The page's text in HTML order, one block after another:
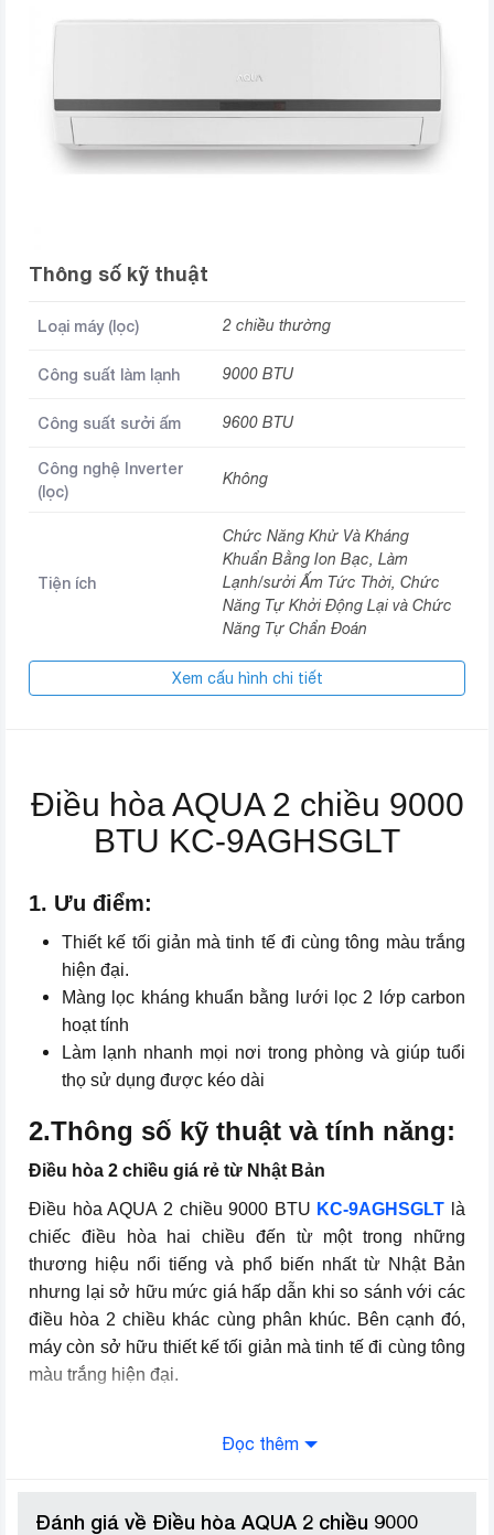
Thông số kỹ thuật
Loại máy (lọc) 2 chiều thường
Công suất làm lạnh 9000 BTU
Công suất sưởi ấm 9600 BTU
Công nghệ Inverter
(lọc)
Không
Tiện ích
Chức Năng Khử Và Kháng
Khuẩn Bằng Ion Bạc, Làm
Lạnh/sưởi Ấm Tức Thời, Chức
Năng Tự Khởi Động Lại và Chức
Năng Tự Chẩn Đoán
Kích thước cục lạnh 265 X 790 X 170 Mm
Tính năng
bằng ion bạc, Làm lạnh/sưởi ấm
tức thời, Chức năng tự khởi
động lại, Chức năng tự chẩn
sạch, Chế độ vận hành quạt tự
hẹn giờ mở/tắt trong 24 giờ, Chế
Khóa trẻ em, Tốc độ quạt tự
động và ba nấc điều khiển, Siêu
Thương hiệu (lọc) AQUA
Xem cấu hình chi tiết
Điều hòa AQUA 2 chiều 9000
BTU KC-9AGHSGLT
1. Ưu điểm:
Thiết kế tối giản mà tinh tế đi cùng tông màu trắng
hiện đại.
Màng lọc kháng khuẩn bằng lưới lọc 2 lớp carbon
hoạt tính
Làm lạnh nhanh mọi nơi trong phòng và giúp tuổi
thọ sử dụng được kéo dài
2.Thông số kỹ thuật và tính năng:
Điều hòa 2 chiều giá rẻ từ Nhật Bản
Điều hòa AQUA 2 chiều 9000 BTU KC-9AGHSGLT là
chiếc điều hòa hai chiều đến từ một trong những
thương hiệu nổi tiếng và phổ biến nhất từ Nhật Bản
nhưng lại sở hữu mức giá hấp dẫn khi so sánh với các
điều hòa 2 chiều khác cùng phân khúc. Bên cạnh đó,
máy còn sở hữu thiết kế tối giản mà tinh tế đi cùng tông
màu trắng hiện đại.
Đọc thêm
Đánh giá về Điều hòa AQUA 2 chiều 9000